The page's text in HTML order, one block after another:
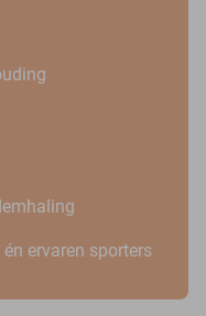
ervaren sporters